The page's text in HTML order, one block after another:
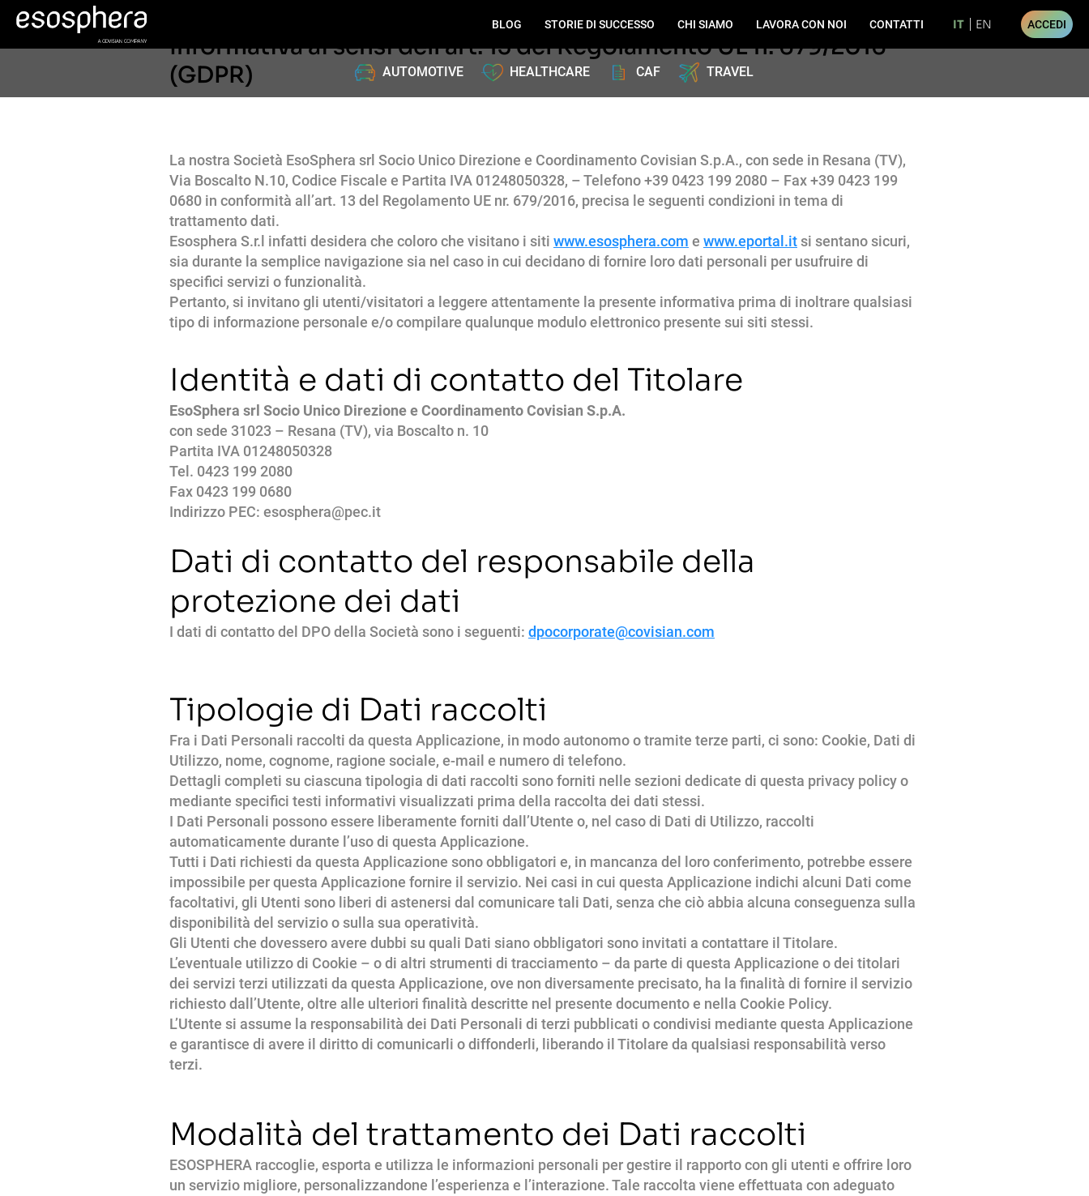
BLOG STORIE DI SUCCESSO CHI SIAMO LAVORA CON NOI CONTATTI IT EN ACCEDI
AUTOMOTIVE HEALTHCARE CAF TRAVEL
Informativa ai sensi dell’art. 13 del Regolamento UE n. 679/2016
(GDPR)
La nostra Società EsoSphera srl Socio Unico Direzione e Coordinamento Covisian S.p.A., con sede in Resana (TV),
Via Boscalto N.10, Codice Fiscale e Partita IVA 01248050328, – Telefono +39 0423 199 2080 – Fax +39 0423 199
0680 in conformità all’art. 13 del Regolamento UE nr. 679/2016, precisa le seguenti condizioni in tema di
trattamento dati.
Esosphera S.r.l infatti desidera che coloro che visitano i siti www.esosphera.com e www.eportal.itsi sentano sicuri,
sia durante la semplice navigazione sia nel caso in cui decidano di fornire loro dati personali per usufruire di
specifici servizi o funzionalità.
Pertanto, si invitano gli utenti/visitatori a leggere attentamente la presente informativa prima di inoltrare qualsiasi
tipo di informazione personale e/o compilare qualunque modulo elettronico presente sui siti stessi.
Identità e dati di contatto del Titolare
EsoSphera srl Socio Unico Direzione e Coordinamento Covisian S.p.A.
con sede 31023 – Resana (TV), via Boscalto n. 10
Partita IVA 01248050328
Tel. 0423 199 2080
Fax 0423 199 0680
Indirizzo PEC: esosphera@pec.it
Dati di contatto del responsabile della
protezione dei dati
I dati di contatto del DPO della Società sono i seguenti: dpocorporate@covisian.com
Tipologie di Dati raccolti
Fra i Dati Personali raccolti da questa Applicazione, in modo autonomo o tramite terze parti, ci sono: Cookie, Dati di
Utilizzo, nome, cognome, ragione sociale, e-mail e numero di telefono.
Dettagli completi su ciascuna tipologia di dati raccolti sono forniti nelle sezioni dedicate di questa privacy policy o
mediante specifici testi informativi visualizzati prima della raccolta dei dati stessi.
I Dati Personali possono essere liberamente forniti dall’Utente o, nel caso di Dati di Utilizzo, raccolti
automaticamente durante l’uso di questa Applicazione.
Tutti i Dati richiesti da questa Applicazione sono obbligatori e, in mancanza del loro conferimento, potrebbe essere
impossibile per questa Applicazione fornire il servizio. Nei casi in cui questa Applicazione indichi alcuni Dati come
facoltativi, gli Utenti sono liberi di astenersi dal comunicare tali Dati, senza che ciò abbia alcuna conseguenza sulla
disponibilità del servizio o sulla sua operatività.
Gli Utenti che dovessero avere dubbi su quali Dati siano obbligatori sono invitati a contattare il Titolare.
L’eventuale utilizzo di Cookie – o di altri strumenti di tracciamento – da parte di questa Applicazione o dei titolari
dei servizi terzi utilizzati da questa Applicazione, ove non diversamente precisato, ha la finalità di fornire il servizio
richiesto dall’Utente, oltre alle ulteriori finalità descritte nel presente documento e nella Cookie Policy.
L’Utente si assume la responsabilità dei Dati Personali di terzi pubblicati o condivisi mediante questa Applicazione
e garantisce di avere il diritto di comunicarli o diffonderli, liberando il Titolare da qualsiasi responsabilità verso
terzi.
Modalità del trattamento dei Dati raccolti
ESOSPHERA raccoglie, esporta e utilizza le informazioni personali per gestire il rapporto con gli utenti e offrire loro
un servizio migliore, personalizzandone l’esperienza e l’interazione. Tale raccolta viene effettuata con adeguato